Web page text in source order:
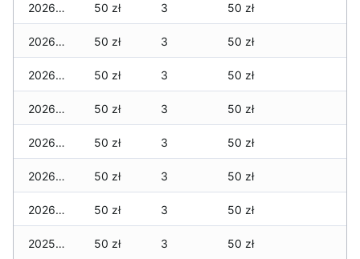
2026-01-07 50 zł 3 50 zł
2026-01-06 50 zł 3 50 zł
2026-01-05 50 zł 3 50 zł
2026-01-04 50 zł 3 50 zł
2026-01-03 50 zł 3 50 zł
2026-01-02 50 zł 3 50 zł
2026-01-01 50 zł 3 50 zł
2025-12-31 50 zł 3 50 zł